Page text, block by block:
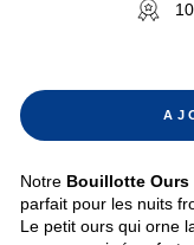
Notre Bouillotte Ours
parfait pour les nuits
Le petit ours qui orne